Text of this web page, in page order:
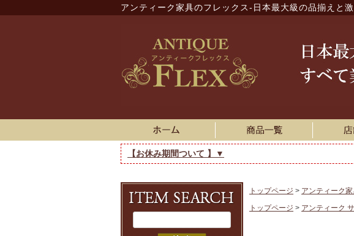
アンティーク家具のフレックス-日本最大級の品揃えと
【お休み期間ついて 】▼
トップページ
アンティーク
トップページ
アンティーク